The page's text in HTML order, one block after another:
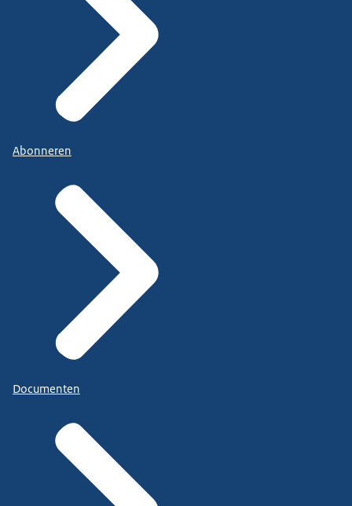
Abonneren
Documenten